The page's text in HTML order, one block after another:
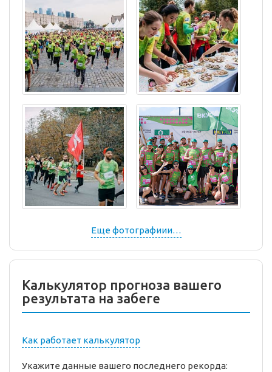
Еще фотографиии…
Калькулятор прогноза вашего
результата на забеге
Как работает калькулятор
Укажите данные вашего последнего рекорда: